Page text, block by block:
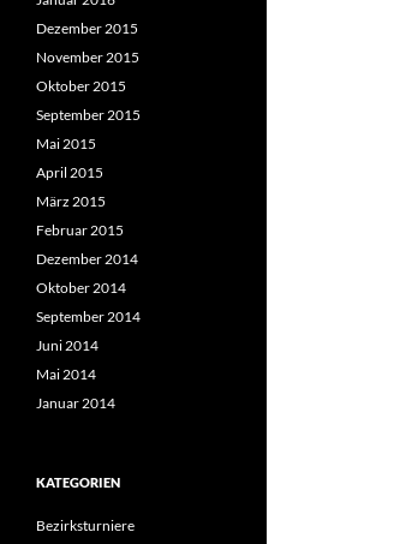
Dezember 2015
November 2015
Oktober 2015
September 2015
Mai 2015
April 2015
März 2015
Februar 2015
Dezember 2014
Oktober 2014
September 2014
Juni 2014
Mai 2014
Januar 2014
KATEGORIEN
Bezirksturniere